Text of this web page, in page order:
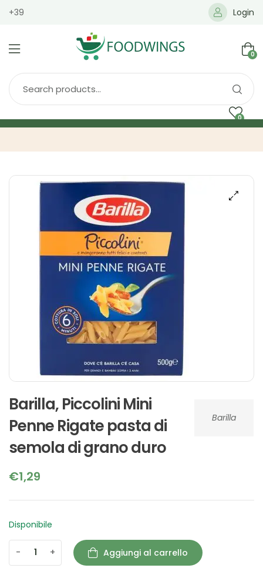
+39 Login
0
0
Barilla
Barilla, Piccolini Mini
Penne Rigate pasta di
semola di grano duro
€1,29
Disponibile
- + Aggiungi al carrello